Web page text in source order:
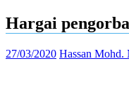
Hargai
27/03/2020 Hassan Mohd.